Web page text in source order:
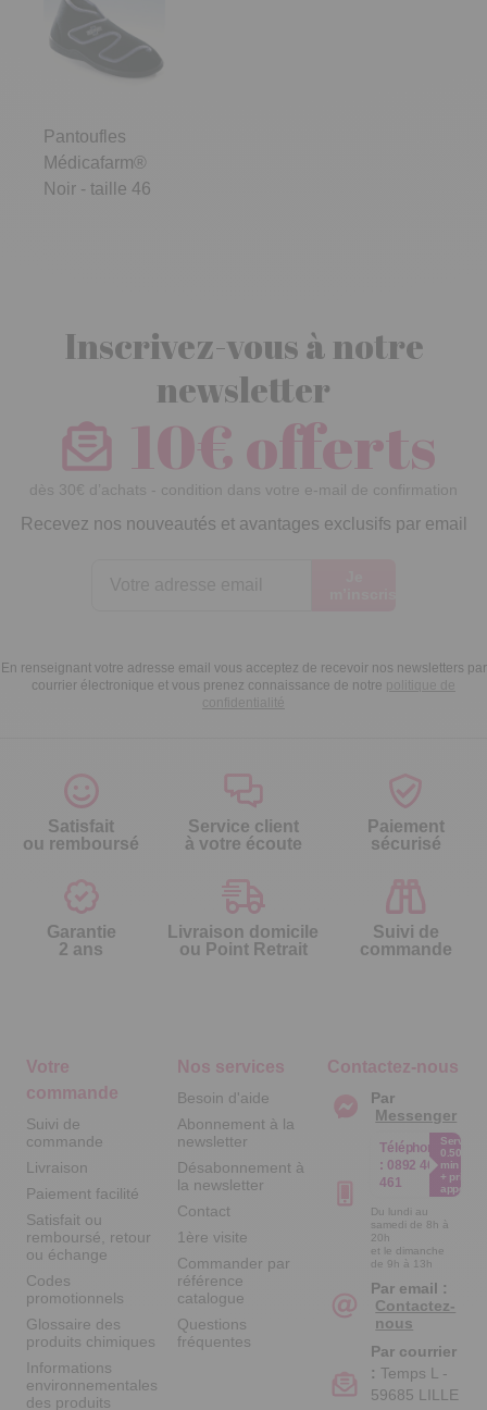
Pantoufles
Médicafarm®
Noir - taille 46
Inscrivez-vous à notre
newsletter
10€ offerts
dès 30€ d’achats - condition dans votre e-mail de confirmation
Recevez nos nouveautés et avantages exclusifs par email
En renseignant votre adresse email vous acceptez de recevoir nos newsletters par
courrier électronique et vous prenez connaissance de notre politique de
confidentialité
Satisfait
ou remboursé
Service client
à votre écoute
Paiement
sécurisé
Garantie
2 ans
Livraison domicile
ou Point Retrait
Suivi de
commande
Votre
commande
Suivi de
commande
Livraison
Paiement facilité
Satisfait ou
remboursé, retour
ou échange
Codes
promotionnels
Glossaire des
produits chimiques
Informations
environnementales
des produits
Nos services
Besoin d'aide
Abonnement à la
newsletter
Désabonnement à
la newsletter
Contact
1ère visite
Commander par
référence
catalogue
Questions
fréquentes
Contactez-nous
Par
Messenger
Téléphone
: 0892 461
461
Service
0.50€ /
min
+ prix
appel
Du lundi au
samedi de 8h à
20h
et le dimanche
de 9h à 13h
Par email :
Contactez-
nous
Par courrier
: Temps L -
59685 LILLE